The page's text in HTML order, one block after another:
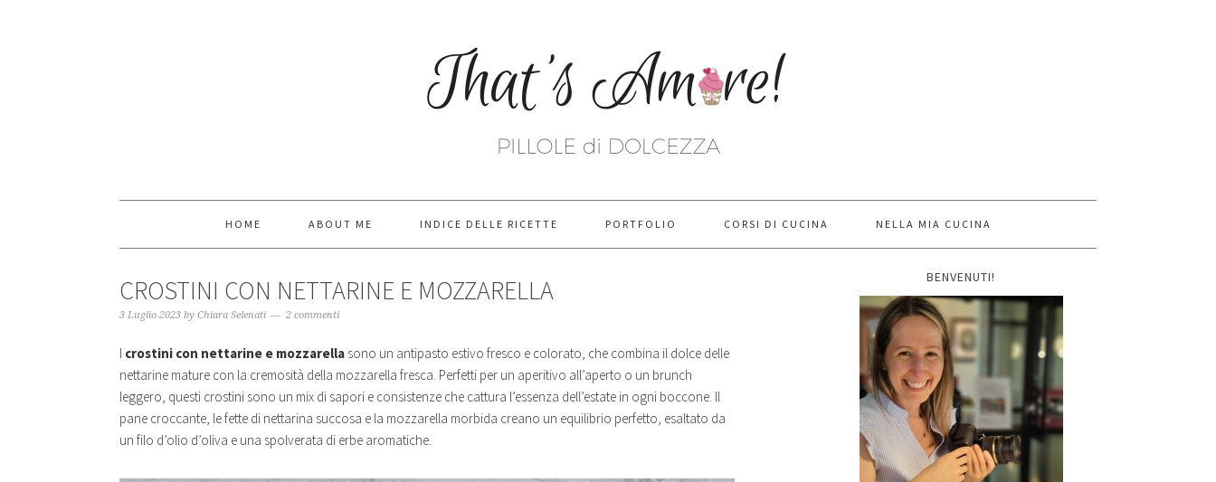
HOME ABOUT ME INDICE DELLE RICETTE PORTFOLIO CORSI DI CUCINA NELLA MIA CUCINA
CROSTINI CON NETTARINE E MOZZARELLA
3 Luglio 2023 by Chiara Selenati 2 commenti
I crostini con nettarine e mozzarella sono un antipasto estivo fresco e colorato, che combina il dolce delle
nettarine mature con la cremosità della mozzarella fresca. Perfetti per un aperitivo all’aperto o un brunch
leggero, questi crostini sono un mix di sapori e consistenze che cattura l’essenza dell’estate in ogni boccone. Il
pane croccante, le fette di nettarina succosa e la mozzarella morbida creano un equilibrio perfetto, esaltato da
un filo d’olio d’oliva e una spolverata di erbe aromatiche.
BENVENUTI!